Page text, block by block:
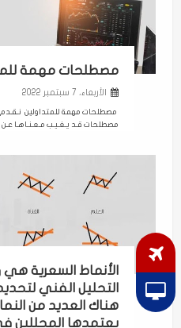
مصطلحات مهمة
الأربعاء، 7 سبتمبر 2022
مصطلحات مهمة للمتداولين نـقـدم
مصطلحات قـد يـغـيـب مـعـنـاهـا عـن
الأنماط السعرية
التحليل الفني
هناك العديد من
يعتمدها المحللين